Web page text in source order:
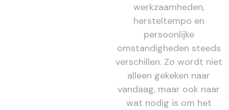
werkzaamheden,
hersteltempo en
persoonlijke
omstandigheden steeds
verschillen. Zo wordt niet
alleen gekeken naar
vandaag, maar ook naar
wat nodig is om het